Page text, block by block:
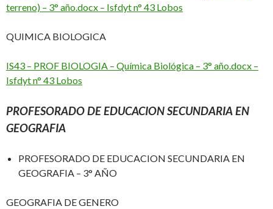
terreno) – 3° año.docx – Isfdyt n° 43 Lobos
QUIMICA BIOLOGICA
IS43 – PROF BIOLOGIA – Química Biológica – 3° año.docx –
Isfdyt n° 43 Lobos
PROFESORADO DE EDUCACION SECUNDARIA EN
GEOGRAFIA
PROFESORADO DE EDUCACION SECUNDARIA EN
GEOGRAFIA – 3° AÑO
GEOGRAFIA DE GENERO